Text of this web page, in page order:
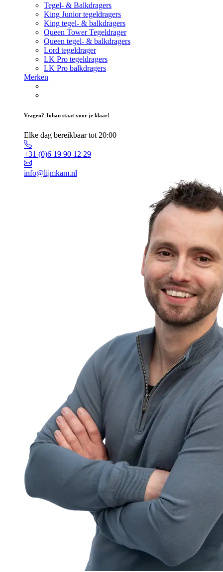
Tegel- & Balkdragers
King Junior tegeldragers
King tegel- & balkdragers
Queen Tower Tegeldrager
Queen tegel- & balkdragers
Lord tegeldrager
LK Pro tegeldragers
LK Pro balkdragers
Merken
Vragen? Johan staat voor je klaar!
Elke dag bereikbaar tot 20:00
+31 (0)6 19 90 12 29
info@lijmkam.nl